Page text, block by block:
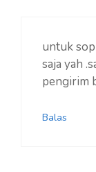
untuk
saja yah
pengirim
Balas